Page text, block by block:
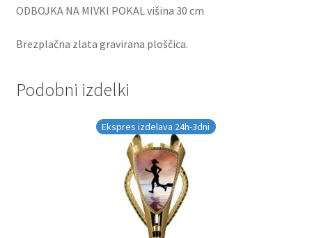
ODBOJKA NA MIVKI POKAL višina 30 cm
Brezplačna zlata gravirana ploščica.
Podobni izdelki
Ekspres izdelava 24h-3dni